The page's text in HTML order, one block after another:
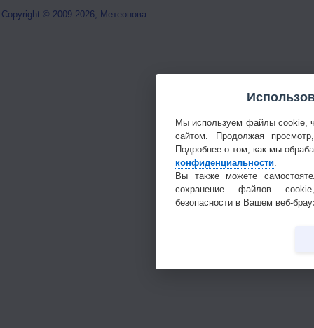
Copyright © 2009-2026, Метеонова
Мы используем файлы cookie,
сайтом. Продолжая
Подробнее о том, как мы
конфиденциальности
Вы также можете
сохранение файлов
безопасности в Вашем веб-